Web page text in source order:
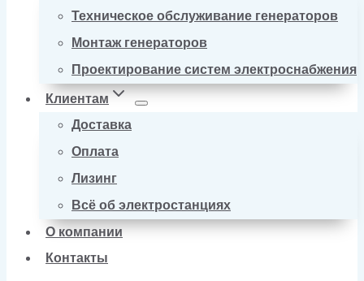
Техническое обслуживание генераторов
Монтаж генераторов
Проектирование систем электроснабжения
Клиентам
Доставка
Оплата
Лизинг
Всё об электростанциях
О компании
Контакты